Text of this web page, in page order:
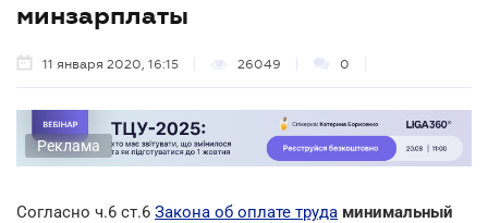
минзарплаты
11 января 2020, 16:15 26049 0
Реклама
Согласно ч.6 ст.6 Закона об оплате труда минимальный